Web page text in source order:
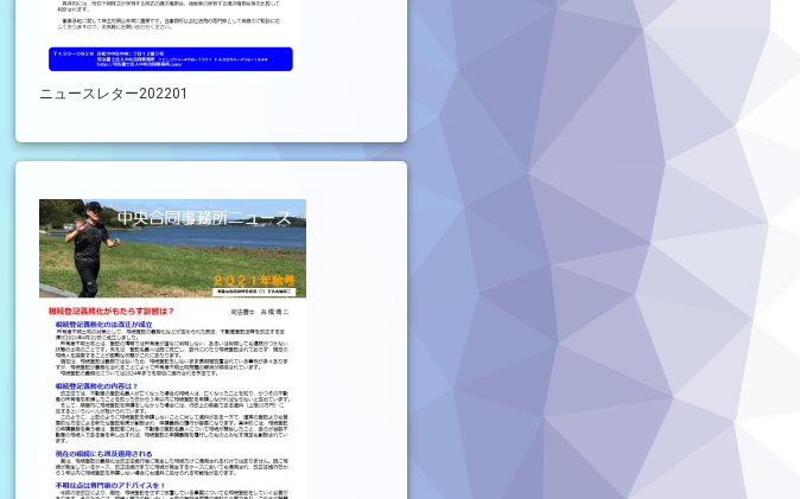
ニュースレター202201